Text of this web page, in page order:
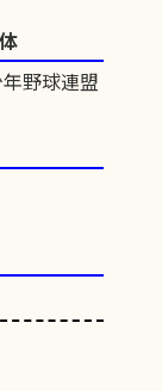
野球連盟